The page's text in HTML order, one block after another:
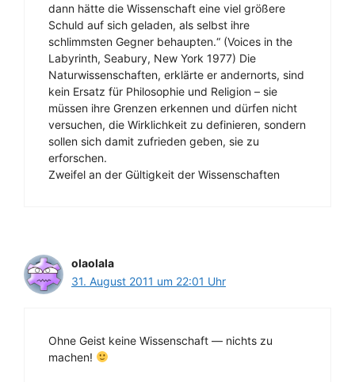
dann hätte die Wissenschaft eine viel größere
Schuld auf sich geladen, als selbst ihre
schlimmsten Gegner behaupten.“ (Voices in the
Labyrinth, Seabury, New York 1977) Die
Naturwissenschaften, erklärte er andernorts, sind
kein Ersatz für Philosophie und Religion – sie
müssen ihre Grenzen erkennen und dürfen nicht
versuchen, die Wirklichkeit zu definieren, sondern
sollen sich damit zufrieden geben, sie zu
erforschen.
Zweifel an der Gültigkeit der Wissenschaften
olaolala
31. August 2011 um 22:01 Uhr
Ohne Geist keine Wissenschaft — nichts zu
machen!